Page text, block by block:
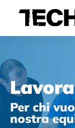
content
Per chi
nostra